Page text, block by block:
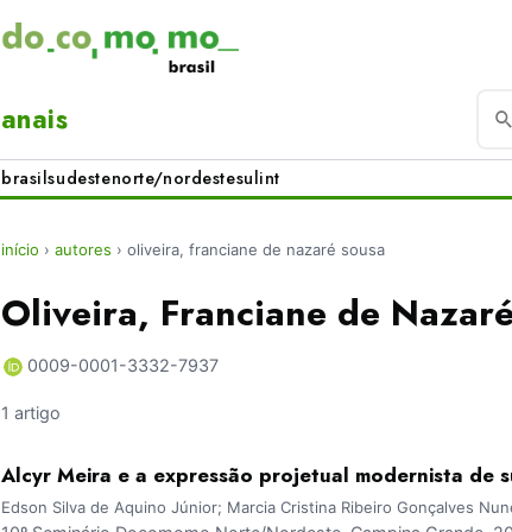
anais
brasilsudestenorte/nordestesulint
início › autores › oliveira, franciane de nazaré sousa
Oliveira, Franciane de
0009-0001-3332-7937
1 artigo
Alcyr Meira e a expressão projetual modernista de
Edson Silva de Aquino Júnior; Marcia Cristina Ribeiro Gonçalves